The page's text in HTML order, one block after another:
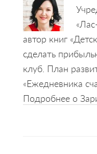
автор книг
сделать
клуб. План
«Ежедневника
Подробнее о